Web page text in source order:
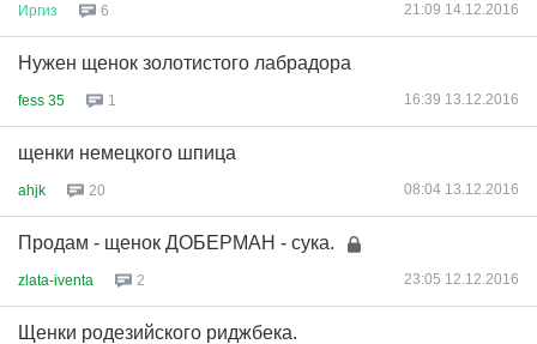
Иргиз 6 21:09 14.12.2016
Нужен щенок золотистого лабрадора
fess 35 1 16:39 13.12.2016
щенки немецкого шпица
ahjk 20 08:04 13.12.2016
Продам - щенок ДОБЕРМАН - сука.
zlata-iventa 2 23:05 12.12.2016
Щенки родезийского риджбека.